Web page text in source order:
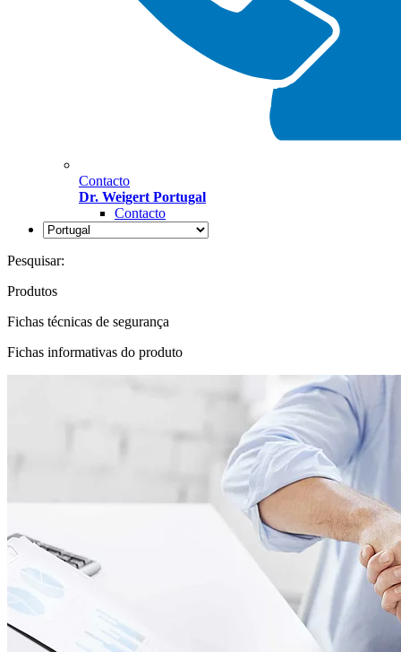
Contacto
Dr. Weigert Portugal
Contacto
Pesquisar:
Produtos
Fichas técnicas de segurança
Fichas informativas do produto